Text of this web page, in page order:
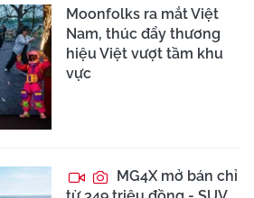
Moonfolks ra mắt Việt
Nam, thúc đẩy thương
hiệu Việt vượt tầm khu
vực
MG4X mở bán chỉ